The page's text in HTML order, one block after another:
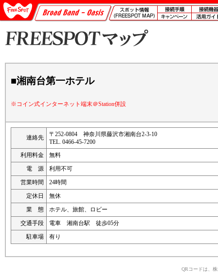
■湘南台第一ホテル
※コイン式インターネット端末＠Station併設
連絡先
〒252-0804 神奈川県藤沢市湘南台2-3-10
TEL. 0466-45-7200
利用料金
無料
電 源
利用不可
営業時間
24時間
定休日
無休
業 態
ホテル、旅館、ロビー
交通手段
電車 湘南台駅 徒歩05分
駐車場
有り
QRコードは、